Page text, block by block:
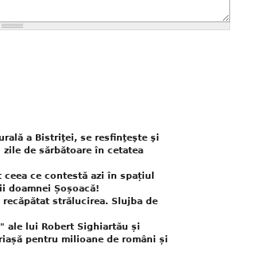
a Bistriţei, se resfinţeşte şi
de sărbătoare în cetatea
ceea ce contestă azi în spațiul
doamnei Șoșoacă!
strălucirea. Slujba de
ale lui Robert Sighiartău și
pentru milioane de români și